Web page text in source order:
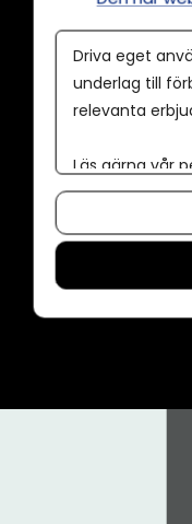
Driva eget
underlag till
relevanta
Läs gärna vår
Om du vill